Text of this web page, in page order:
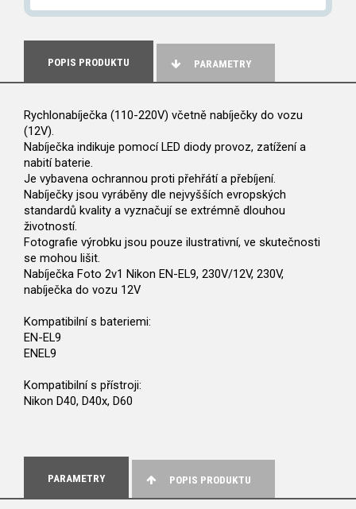
POPIS PRODUKTU PARAMETRY
Rychlonabíječka (110-220V) včetně nabíječky do vozu
(12V).
Nabíječka indikuje pomocí LED diody provoz, zatížení a
nabití baterie.
Je vybavena ochrannou proti přehřátí a přebíjení.
Nabíječky jsou vyráběny dle nejvyšších evropských
standardů kvality a vyznačují se extrémně dlouhou
životností.
Fotografie výrobku jsou pouze ilustrativní, ve skutečnosti
se mohou lišit.
Nabíječka Foto 2v1 Nikon EN-EL9, 230V/12V, 230V,
nabíječka do vozu 12V
Kompatibilní s bateriemi:
EN-EL9
ENEL9
Kompatibilní s přístroji:
Nikon D40, D40x, D60
PARAMETRY POPIS PRODUKTU